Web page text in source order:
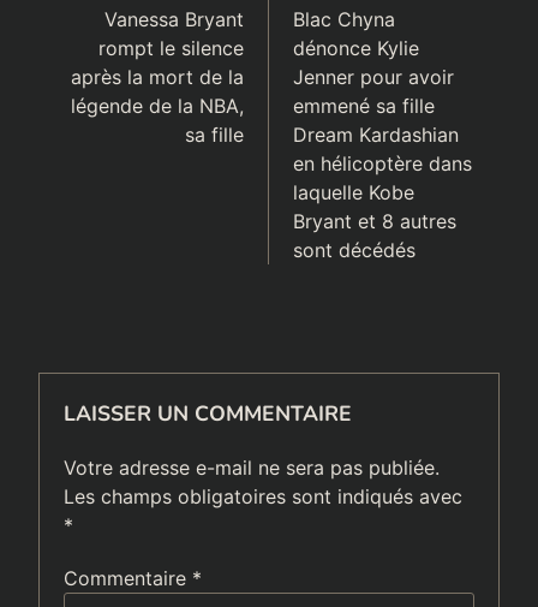
l’article
Vanessa Bryant
rompt le silence
après la mort de la
légende de la NBA,
sa fille
Blac Chyna
dénonce Kylie
Jenner pour avoir
emmené sa fille
Dream Kardashian
en hélicoptère dans
laquelle Kobe
Bryant et 8 autres
sont décédés
LAISSER UN COMMENTAIRE
Votre adresse e-mail ne sera pas publiée.
Les champs obligatoires sont indiqués avec
*
Commentaire *